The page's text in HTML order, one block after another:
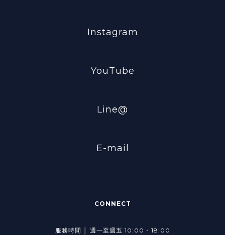
Instagram
YouTube
Line@
E-mail
CONNECT
服務時間 │ 週一至週五 10:00 - 18:00